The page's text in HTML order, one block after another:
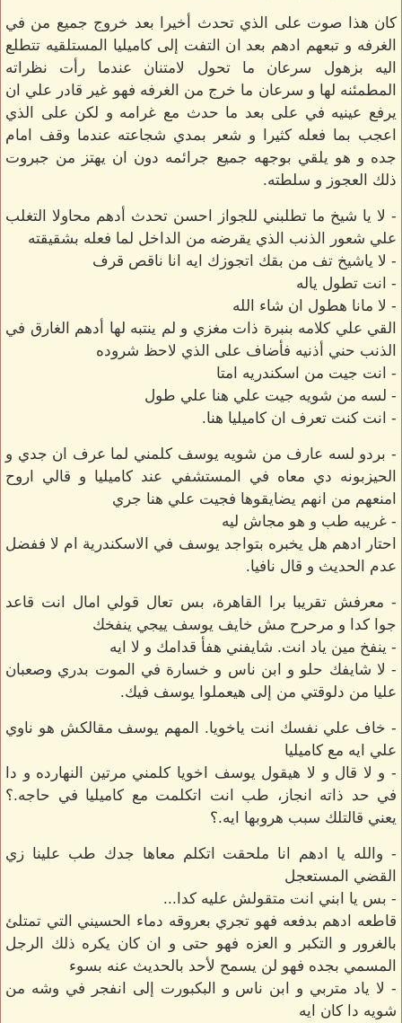
كان هذا صوت على الذي تحدث أخيرا بعد خروج جميع من في
الغرفه و تبعهم ادهم بعد ان التفت إلى كاميليا المستلقيه تتطلع
اليه بزهول سرعان ما تحول لامتنان عندما رأت نظراته
المطمئنه لها و سرعان ما خرج من الغرفه فهو غير قادر علي ان
يرفع عينيه في على بعد ما حدث مع غرامه و لكن على الذي
اعجب بما فعله كثيرا و شعر بمدي شجاعته عندما وقف امام
جده و هو يلقي بوجهه جميع جرائمه دون ان يهتز من جبروت
ذلك العجوز و سلطته.
- لا يا شيخ ما تطلبني للجواز احسن تحدث أدهم محاولا التغلب
علي شعور الذنب الذي يقرضه من الداخل لما فعله بشقيقته
- لا ياشيخ تف من بقك اتجوزك ايه انا ناقص قرف
- انت تطول ياله
- لا مانا هطول ان شاء الله
القي علي كلامه بنبرة ذات مغزي و لم ينتبه لها أدهم الغارق في
الذنب حني أذنيه فأضاف على الذي لاحظ شروده
- انت جيت من اسكندريه امتا
- لسه من شويه جيت علي هنا علي طول
- انت كنت تعرف ان كاميليا هنا.
- بردو لسه عارف من شويه يوسف كلمني لما عرف ان جدي و
الحيزبونه دي معاه في المستشفي عند كاميليا و قالي اروح
امنعهم من انهم يضايقوها فجيت علي هنا جري
- غريبه طب و هو مجاش ليه
احتار ادهم هل يخبره بتواجد يوسف في الاسكندرية ام لا ففضل
عدم الحديث و قال نافيا.
- معرفش تقريبا برا القاهرة، بس تعال قولي امال انت قاعد
جوا كدا و مرحرح مش خايف يوسف ييجي ينفخك
- ينفخ مين ياد انت. شايفني هفأ قدامك و لا ايه
- لا شايفك حلو و ابن ناس و خسارة في الموت بدري وصعبان
عليا من دلوقتي من إلى هيعملوا يوسف فيك.
- خاف علي نفسك انت ياخويا. المهم يوسف مقالكش هو ناوي
علي ايه مع كاميليا
- و لا قال و لا هيقول يوسف اخويا كلمني مرتين النهارده و دا
في حد ذاته انجاز، طب انت اتكلمت مع كاميليا في حاجه.؟
يعني قالتلك سبب هروبها ايه.؟
- والله يا ادهم انا ملحقت اتكلم معاها جدك طب علينا زي
القضي المستعجل
- بس يا ابني انت متقولش عليه كدا...
قاطعه ادهم بدفعه فهو تجري بعروقه دماء الحسيني التي تمتلئ
بالغرور و التكبر و العزه فهو حتى و ان كان يكره ذلك الرجل
المسمي بجده فهو لن يسمح لأحد بالحديث عنه بسوء
- لا ياد متربي و ابن ناس و البكبورت إلى انفجر في وشه من
شويه دا كان ايه